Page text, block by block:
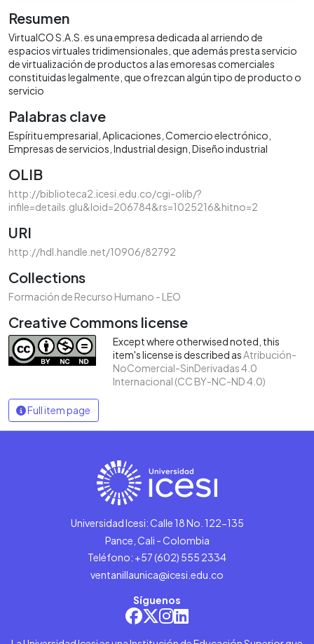
Resumen
VirtualCO S.A.S. es una empresa dedicada al arriendo de
espacios virtuales tridimensionales, que además presta servicio
de virtualización de productos a las emoresas comerciales
constituidas legalmente, que ofrezcan algún tipo de producto o
servicio
Palabras clave
Espíritu empresarial Aplicaciones Comercio electrónico
Empresas de servicios Industrial design Diseño industrial
OLIB
http://biblioteca2.icesi.edu.co/cgi-olib/?
infile=details.glu&loid=206784&rs=1025216&hitno=2
URI
http://hdl.handle.net/10906/82792
Collections
Formación de Recurso Humano - LEO
Creative Commons license
Except where otherwised noted, this
item's license is described asAtribución-
NoComercial-SinDerivadas 4.0
Internacional (CC BY-NC-ND 4.0)
Full item page
Universidad Icesi: Calle 18 No. 122-135
Pance, Cali - Colombia
Teléfono: +57 (602) 555 2334
ventanillaunica@icesi.edu.co
Síguenos